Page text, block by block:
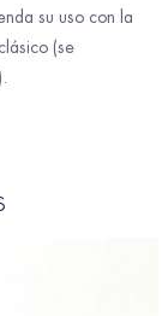
su uso con la
(se